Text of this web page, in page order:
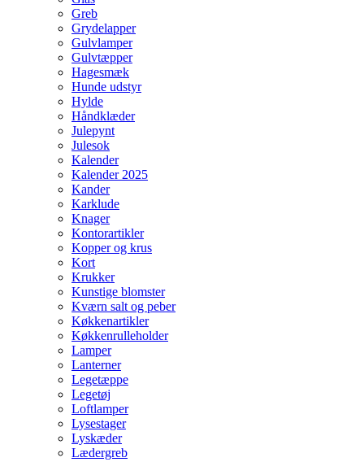
Greb
Grydelapper
Gulvlamper
Gulvtæpper
Hagesmæk
Hunde udstyr
Hylde
Håndklæder
Julepynt
Julesok
Kalender
Kalender 2025
Kander
Karklude
Knager
Kontorartikler
Kopper og krus
Kort
Krukker
Kunstige blomster
Kværn salt og peber
Køkkenartikler
Køkkenrulleholder
Lamper
Lanterner
Legetæppe
Legetøj
Loftlamper
Lysestager
Lyskæder
Lædergreb